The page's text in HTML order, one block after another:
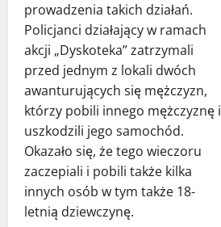
prowadzenia takich działań.
Policjanci działający w ramach
akcji „Dyskoteka” zatrzymali
przed jednym z lokali dwóch
awanturujących się mężczyzn,
którzy pobili innego mężczyznę i
uszkodzili jego samochód.
Okazało się, że tego wieczoru
zaczepiali i pobili także kilka
innych osób w tym także 18-
letnią dziewczynę.